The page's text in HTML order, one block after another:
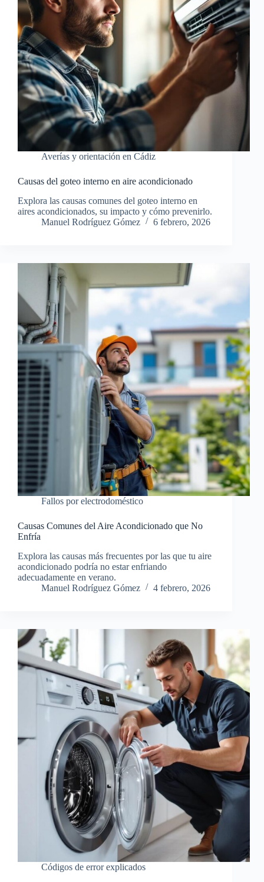
Averías y orientación en Cádiz
Causas del goteo interno en aire acondicionado
Explora las causas comunes del goteo interno en
aires acondicionados, su impacto y cómo prevenirlo.
Manuel Rodríguez Gómez
6 febrero, 2026
Fallos por electrodoméstico
Causas Comunes del Aire Acondicionado que No
Enfría
Explora las causas más frecuentes por las que tu aire
acondicionado podría no estar enfriando
adecuadamente en verano.
Manuel Rodríguez Gómez
4 febrero, 2026
Códigos de error explicados